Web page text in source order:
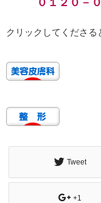
クリックしてくださ
Tweet
+1